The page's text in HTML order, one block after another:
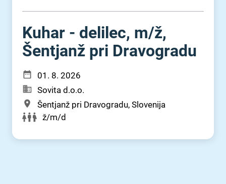
Kuhar - delilec, m⁠/⁠ž,
Šentjanž pri Dravogradu
01. 8. 2026
Sovita d.o.o.
Šentjanž pri Dravogradu, Slovenija
ž/m/d